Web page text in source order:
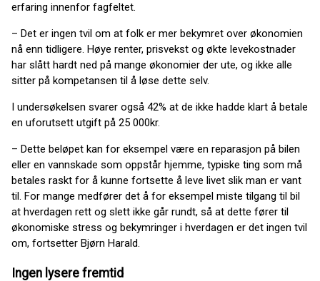
erfaring innenfor fagfeltet.
– Det er ingen tvil om at folk er mer bekymret over økonomien
nå enn tidligere. Høye renter, prisvekst og økte levekostnader
har slått hardt ned på mange økonomier der ute, og ikke alle
sitter på kompetansen til å løse dette selv.
I undersøkelsen svarer også 42% at de ikke hadde klart å betale
en uforutsett utgift på 25 000kr.
– Dette beløpet kan for eksempel være en reparasjon på bilen
eller en vannskade som oppstår hjemme, typiske ting som må
betales raskt for å kunne fortsette å leve livet slik man er vant
til. For mange medfører det å for eksempel miste tilgang til bil
at hverdagen rett og slett ikke går rundt, så at dette fører til
økonomiske stress og bekymringer i hverdagen er det ingen tvil
om, fortsetter Bjørn Harald.
Ingen lysere fremtid